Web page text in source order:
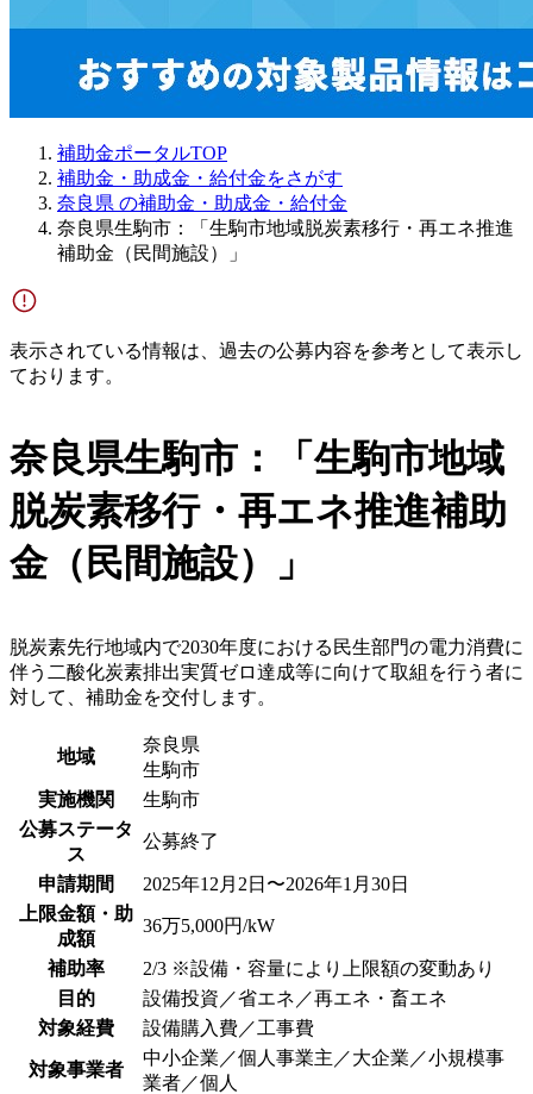
補助金ポータルTOP
補助金・助成金・給付金をさがす
奈良県 の補助金・助成金・給付金
奈良県生駒市：「生駒市地域脱炭素移行・再エネ推進
補助金（民間施設）」
表示されている情報は、過去の公募内容を参考として表示し
ております。
奈良県生駒市：「生駒市地域
脱炭素移行・再エネ推進補助
金（民間施設）」
脱炭素先行地域内で2030年度における民生部門の電力消費に
伴う二酸化炭素排出実質ゼロ達成等に向けて取組を行う者に
対して、補助金を交付します。
地域
奈良県
生駒市
実施機関
生駒市
公募ステータ
ス
公募終了
申請期間
2025年12月2日〜2026年1月30日
上限金額・助
成額
36万5,000円/kW
補助率
2/3 ※設備・容量により上限額の変動あり
目的
設備投資／省エネ／再エネ・畜エネ
対象経費
設備購入費／工事費
対象事業者
中小企業／個人事業主／大企業／小規模事
業者／個人